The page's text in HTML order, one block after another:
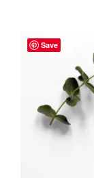
Save